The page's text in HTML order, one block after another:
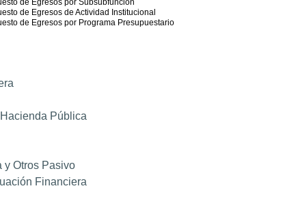
de Egresos por Subsubfunción
de Egresos de Actividad Institucional
de Egresos por Programa Presupuestario
Pública
y Otros Pasivo
Financiera